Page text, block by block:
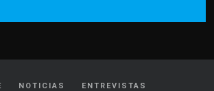
NOTICIAS
ENTREVISTAS